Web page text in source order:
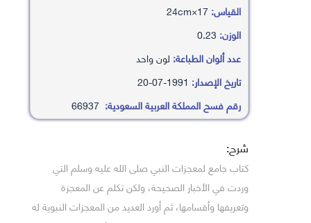
القياس:
الوزن:
عدد ألوان الطباعة: لون واحد
تاريخ الإصدار:
رقم فسح المملكة العربية السعودية:
شرح:
كتاب جامع لمعجزات النبي صلى الله عليه وسلم التي
وردت في الأخبار الصحيحة، ولكن تكلم عن المعجزة
وتعريفها وأقسامها، ثم أورد العديد من المعجزات النبوية له